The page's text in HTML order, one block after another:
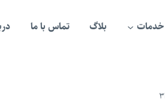
خدمات بلاگ تماس با ما